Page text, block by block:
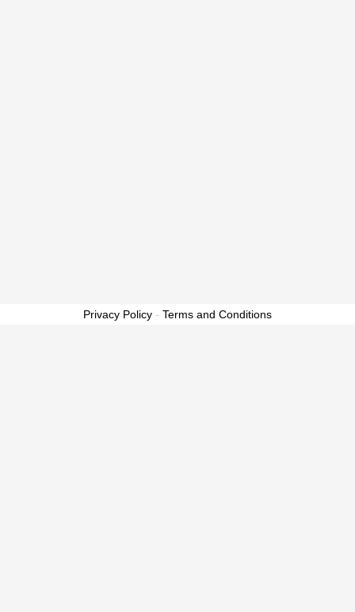
Privacy Policy - Terms and Conditions